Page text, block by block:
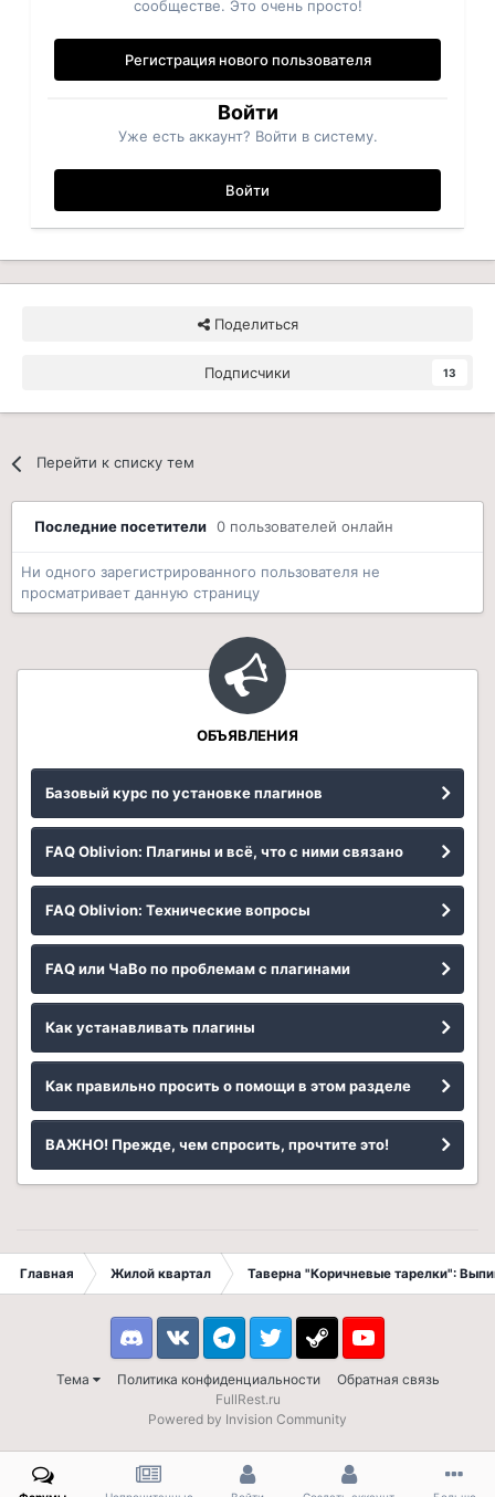
сообществе. Это очень просто!
Регистрация нового пользователя
Войти
Уже есть аккаунт? Войти в систему.
Войти
Поделиться
Подписчики 13
Перейти к списку тем
Последние посетители 0 пользователей онлайн
Ни одного зарегистрированного пользователя не
просматривает данную страницу
ОБЪЯВЛЕНИЯ
Базовый курс по установке плагинов
FAQ Oblivion: Плагины и всё, что с ними связано
FAQ Oblivion: Технические вопросы
FAQ или ЧаВо по проблемам с плагинами
Как устанавливать плагины
Как правильно просить о помощи в этом разделе
ВАЖНО! Прежде, чем спросить, прочтите это!
Главная Жилой квартал Таверна "Коричневые тарелки":
Тема Политика конфиденциальности Обратная связь
DiscordVK TelegramTwitter Steam Youtube
FullRest.ru
Powered by Invision Community